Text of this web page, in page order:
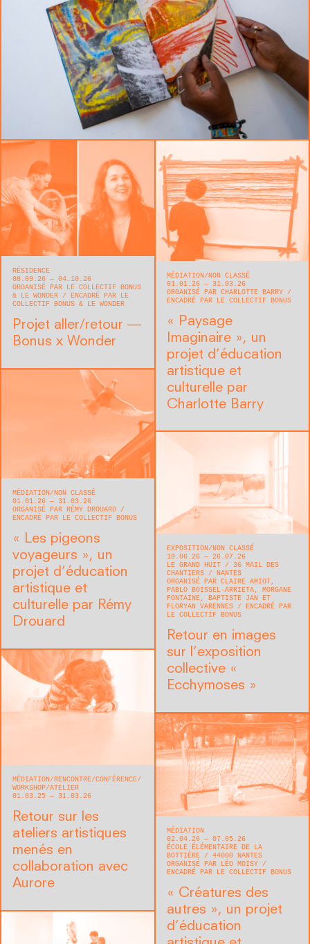
RÉSIDENCE
08.09.26 — 04.10.26
ORGANISÉ PAR LE COLLECTIF BONUS
& LE WONDER
ENCADRÉ PAR LE
COLLECTIF BONUS & LE WONDER
Projet aller/retour —
Bonus x Wonder
MÉDIATION
NON CLASSÉ
01.01.26 — 31.03.26
ORGANISÉ PAR CHARLOTTE BARRY
ENCADRÉ PAR LE COLLECTIF BONUS
« Paysage
Imaginaire », un
projet d’éducation
artistique et
culturelle par
Charlotte Barry
MÉDIATION
NON CLASSÉ
01.01.26 — 31.03.26
ORGANISÉ PAR RÉMY DROUARD
ENCADRÉ PAR LE COLLECTIF BONUS
« Les pigeons
voyageurs », un
projet d’éducation
artistique et
culturelle par Rémy
Drouard
EXPOSITION NON CLASSÉ
19.06.26 — 26.07.26
LE GRAND HUIT
36 MAIL DES
CHANTIERS
NANTES
ORGANISÉ PAR CLAIRE AMIOT,
PABLO BOISSEL-ARRIETA, MORGANE
FONTAINE, BAPTISTE JAN ET
FLORYAN VARENNES
ENCADRÉ PAR
LE COLLECTIF BONUS
Retour en images
sur l’exposition
collective «
Ecchymoses »
MÉDIATION RENCONTRE/CONFÉRENCE
WORKSHOP/ATELIER
01.03.25 — 31.03.26
Retour sur les
ateliers artistiques
menés en
collaboration avec
Aurore
MÉDIATION
02.04.26 — 07.05.26
ÉCOLE ÉLÉMENTAIRE DE LA
BOTTIÈRE
44000 NANTES
ORGANISÉ PAR LÉO MOISY
ENCADRÉ PAR LE COLLECTIF BONUS
« Créatures des
autres », un projet
d’éducation